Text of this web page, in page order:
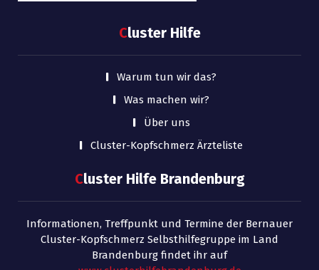
Cluster Hilfe
Warum tun wir das?
Was machen wir?
Über uns
Cluster-Kopfschmerz Ärzteliste
Cluster Hilfe Brandenburg
Informationen, Treffpunkt und Termine der Bernauer
Cluster-Kopfschmerz Selbsthilfegruppe im Land
Brandenburg findet ihr auf